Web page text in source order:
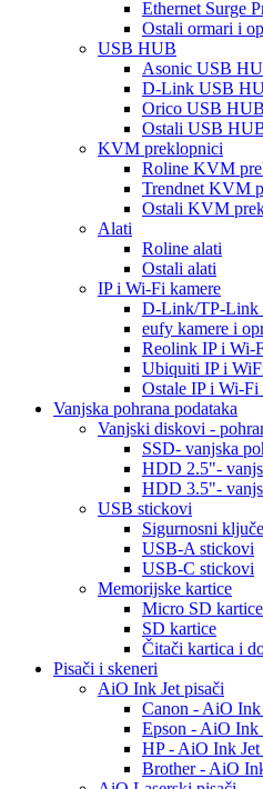
Ethernet Surge
Ostali ormari i
USB HUB
Asonic USB
D-Link USB
Orico USB HUB
Ostali USB
KVM preklopnici
Roline KVM
Trendnet KVM
Ostali KVM
Alati
Roline alati
Ostali alati
IP i Wi-Fi kamere
D-Link/TP-Link
eufy kamere i
Reolink IP i Wi-
Ubiquiti IP i
Ostale IP i Wi-Fi
Vanjska pohrana podataka
Vanjski diskovi -
SSD- vanjska
HDD 2.5"-
HDD 3.5"-
USB stickovi
Sigurnosni
USB-A stickovi
USB-C stickovi
Memorijske kartice
Micro SD kartice
SD kartice
Čitači kartica i
Pisači i skeneri
AiO Ink Jet pisači
Canon - AiO Ink
Epson - AiO Ink
HP - AiO Ink Jet
Brother - AiO